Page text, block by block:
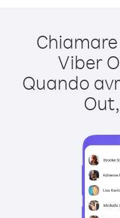
Viber
Quando